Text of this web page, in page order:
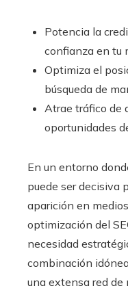
Potencia la
confianza en tu
Optimiza el
búsqueda de
Atrae tráfico de
oportunidades
En un entorno
puede ser decisiva
aparición en
optimización del
necesidad
combinación
una extensa red de